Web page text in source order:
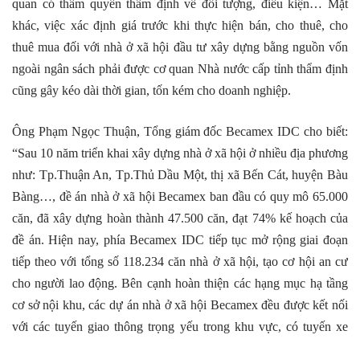
quan có thẩm quyền thẩm định về đối tượng, điều kiện… Mặt
khác, việc xác định giá trước khi thực hiện bán, cho thuê, cho
thuê mua đối với nhà ở xã hội đầu tư xây dựng bằng nguồn vốn
ngoài ngân sách phải được cơ quan Nhà nước cấp tỉnh thẩm định
cũng gây kéo dài thời gian, tốn kém cho doanh nghiệp.
Ông Phạm Ngọc Thuận, Tổng giám đốc Becamex IDC cho biết:
“Sau 10 năm triển khai xây dựng nhà ở xã hội ở nhiều địa phương
như: Tp.Thuận An, Tp.Thủ Dầu Một, thị xã Bến Cát, huyện Bàu
Bàng…, đề án nhà ở xã hội Becamex ban đầu có quy mô 65.000
căn, đã xây dựng hoàn thành 47.500 căn, đạt 74% kế hoạch của
đề án. Hiện nay, phía Becamex IDC tiếp tục mở rộng giai đoạn
tiếp theo với tổng số 118.234 căn nhà ở xã hội, tạo cơ hội an cư
cho người lao động. Bên cạnh hoàn thiện các hạng mục hạ tầng
cơ sở nội khu, các dự án nhà ở xã hội Becamex đều được kết nối
với các tuyến giao thông trọng yếu trong khu vực, có tuyến xe